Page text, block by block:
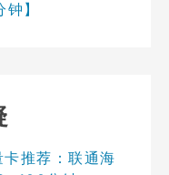
】
推荐：联通海